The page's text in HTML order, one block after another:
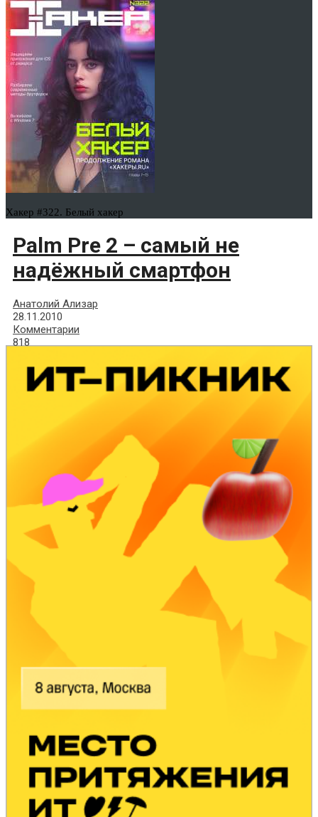
Хакер #322. Белый хакер
Palm Pre 2 – самый не
надёжный смартфон
Анатолий Ализар
28.11.2010
Комментарии
818